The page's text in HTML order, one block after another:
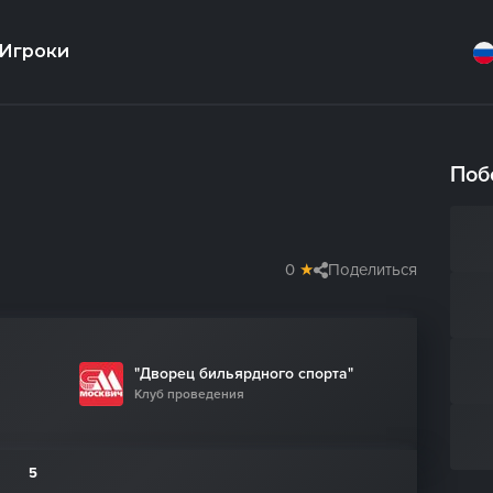
Игроки
0 ★ Поделиться
"Дворец бильярдного спорта"
Клуб проведения
5